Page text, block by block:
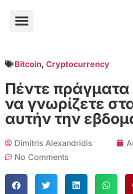
Bitcoin, Cryptocurrency
Πέντε πράγματα
να γνωρίζετε
αυτήν την
Dimitris Alexandridis
No Comments